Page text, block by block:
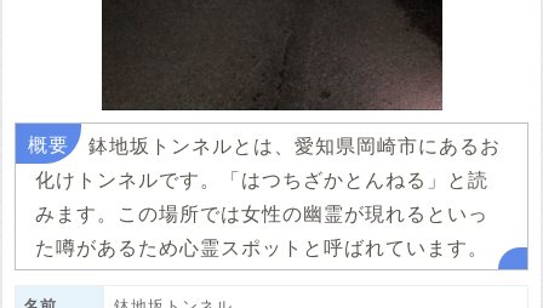
鉢地坂トンネルとは、愛知県岡崎市にあるお
化けトンネルです。「はつちざかとんねる」と読
みます。この場所では女性の幽霊が現れるといっ
た噂があるため心霊スポットと呼ばれています。